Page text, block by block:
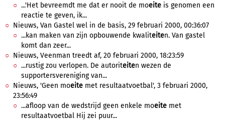
...'Het bevreemdt me dat er nooit de moeite is genomen een
reactie te geven, ik...
Nieuws, Van Gastel wel in de basis, 29 februari 2000, 00:36:07
...kan maken van zijn opbouwende kwaliteiten. Van gastel
komt dan zeer...
Nieuws, Veenman treedt af, 20 februari 2000, 18:23:59
...rustig zou verlopen. De autoriteiten wezen de
supportersvereniging van...
Nieuws, 'Geen moeite met resultaatvoetbal', 3 februari 2000,
23:56:49
...afloop van de wedstrijd geen enkele moeite met
resultaatvoetbal Hij zei puur...